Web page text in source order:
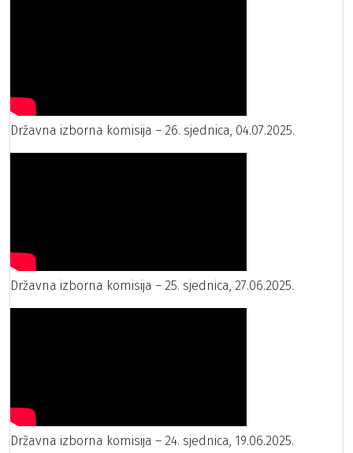
Državna izborna komisija – 26. sjednica, 04.07.2025.
Državna izborna komisija – 25. sjednica, 27.06.2025.
Državna izborna komisija – 24. sjednica, 19.06.2025.